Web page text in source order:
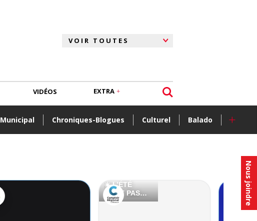
Nous joindre
Municipal Chroniques-Blogues Culturel Balado +
VIDÉOS EXTRA